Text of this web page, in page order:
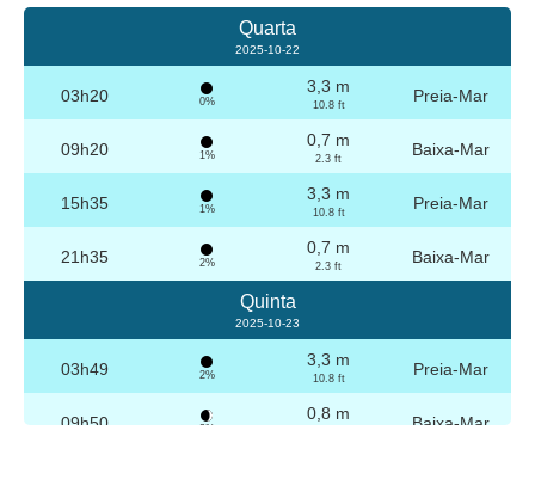
Quarta
2025-10-22
03h20 0%
3,3 m
10.8 ft Preia-Mar
09h20 1%
0,7 m
2.3 ft Baixa-Mar
15h35 1%
3,3 m
10.8 ft Preia-Mar
21h35 2%
0,7 m
2.3 ft Baixa-Mar
Quinta
2025-10-23
03h49 2%
3,3 m
10.8 ft Preia-Mar
09h50 3%
0,8 m Baixa-Mar